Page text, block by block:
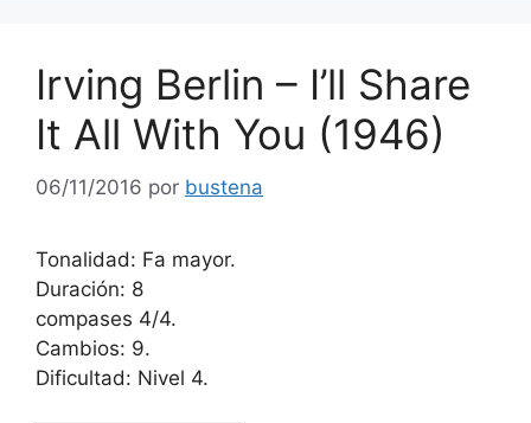
Irving Berlin – I’ll Share
It All With You (1946)
06/11/2016 por bustena
Tonalidad: Fa mayor.
Duración: 8
compases 4/4.
Cambios: 9.
Dificultad: Nivel 4.